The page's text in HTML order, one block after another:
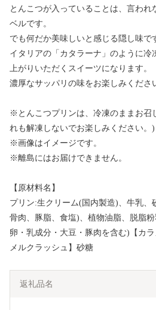
とんこつが入っていることは、言われ
ベルです。
でも何だか美味しいと感じる隠し味で
イタリアの「カタラーナ」のように冷
上がりいただくスイーツになります。
濃厚なサッパリの味をお楽しみくださ
※とんこつプリンは、冷凍のままお召
れも解凍しないでお楽しみください。)
※画像はイメージです。
※離島にはお届けできません。
【原材料名】
プリン:生クリーム(国内製造)、牛乳、
骨肉、豚脂、食塩)、植物油脂、脱脂
卵・乳成分・大豆・豚肉を含む)【カ
メルクラッシュ】砂糖
返礼品名